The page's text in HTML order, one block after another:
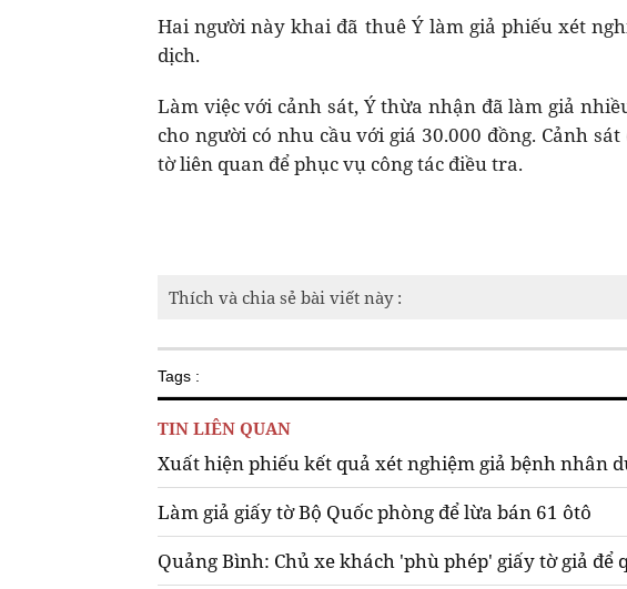
Hai người này khai đã thuê Ý làm giả phiếu xét
dịch.
Làm việc với cảnh sát, Ý thừa nhận đã làm giả
cho người có nhu cầu với giá 30.000 đồng. Cảnh
tờ liên quan để phục vụ công tác điều tra.
Thích và chia sẻ bài viết này :
Tags :
TIN LIÊN QUAN
Xuất hiện phiếu kết quả xét nghiệm giả bệnh nhân
Làm giả giấy tờ Bộ Quốc phòng để lừa bán 61 ôtô
Quảng Bình: Chủ xe khách 'phù phép' giấy tờ giả để